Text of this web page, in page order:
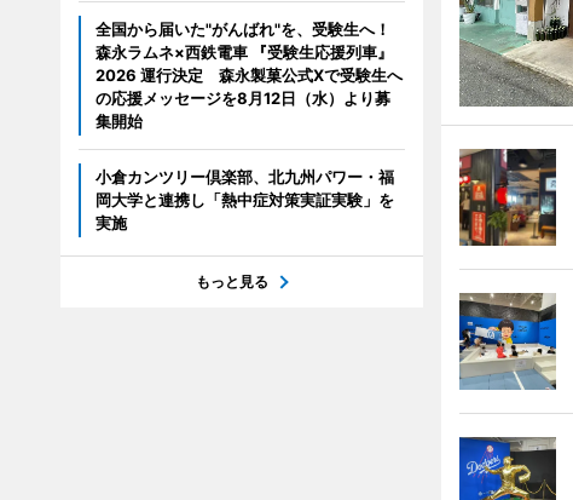
全国から届いた"がんばれ"を、受験生へ！
森永ラムネ×西鉄電車 『受験生応援列車』
2026 運行決定 森永製菓公式Xで受験生へ
の応援メッセージを8月12日（水）より募
集開始
小倉カンツリー倶楽部、北九州パワー・福
岡大学と連携し「熱中症対策実証実験」を
実施
もっと見る